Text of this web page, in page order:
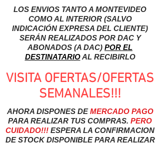
LOS ENVIOS TANTO A MONTEVIDEO
COMO AL INTERIOR (SALVO
INDICACIÓN EXPRESA DEL CLIENTE)
SERÁN REALIZADOS POR DAC Y
ABONADOS (A DAC) POR EL
DESTINATARIOAL RECIBIRLO
VISITA OFERTAS/OFERTAS
SEMANALES!!!
AHORA DISPONES DEMERCADO PAGO
PARA REALIZAR TUS COMPRAS. PERO
CUIDADO!!! ESPERA LA CONFIRMACION
DE STOCK DISPONIBLE PARA REALIZAR